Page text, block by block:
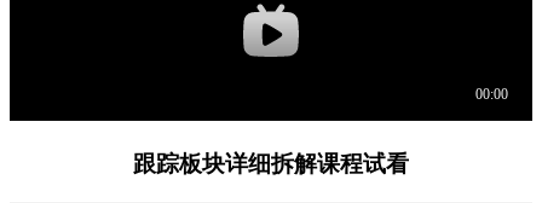
跟踪板块详细拆解课程试看